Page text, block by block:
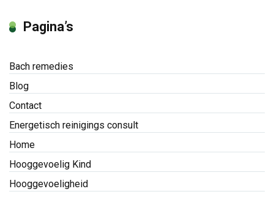
Pagina’s
Bach remedies
Blog
Contact
Energetisch reinigings consult
Home
Hooggevoelig Kind
Hooggevoeligheid